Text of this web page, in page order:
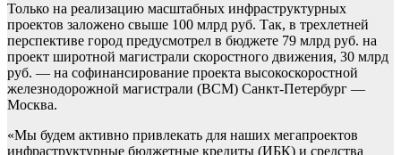
Только на реализацию масштабных инфраструктурных
проектов заложено свыше 100 млрд руб. Так, в трехлетней
перспективе город предусмотрел в бюджете 79 млрд руб. на
проект широтной магистрали скоростного движения, 30 млрд
руб. — на софинансирование проекта высокоскоростной
железнодорожной магистрали (ВСМ) Санкт‑Петербург —
Москва.
«Мы будем активно привлекать для наших мегапроектов
инфраструктурные бюджетные кредиты (ИБК) и средства